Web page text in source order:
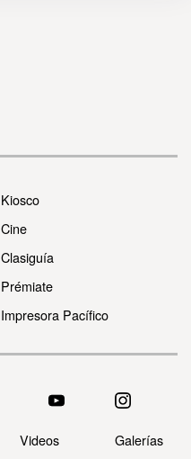
Kiosco
Cine
Clasiguía
Prémiate
Impresora Pacífico
Videos Galerías